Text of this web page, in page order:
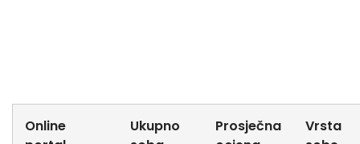
Online
Ukupno
Prosječna
Vrsta